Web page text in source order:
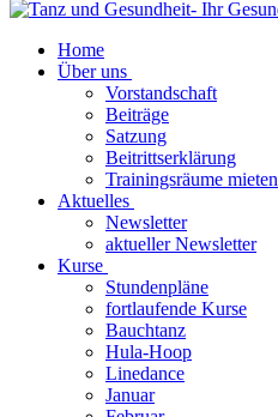
Home
Über uns
Vorstandschaft
Beiträge
Satzung
Beitrittserklärung
Trainingsräume mieten
Aktuelles
Newsletter
aktueller Newsletter
Kurse
Stundenpläne
fortlaufende Kurse
Bauchtanz
Hula-Hoop
Linedance
Januar